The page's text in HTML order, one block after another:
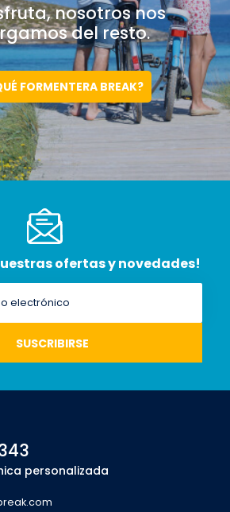
nosotrosnos
del resto.
FORMENTERA BREAK?
ofertas y novedades!
personalizada